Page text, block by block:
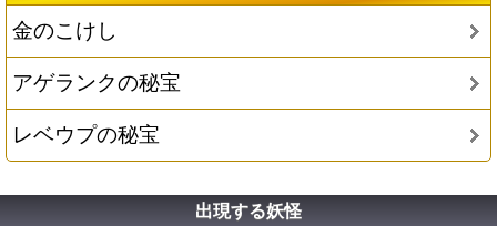
金のこけし
アゲランクの秘宝
レベウプの秘宝
出現する妖怪